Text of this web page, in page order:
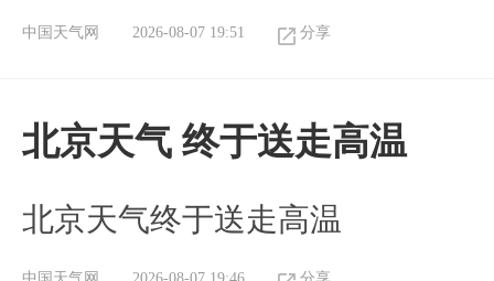
中国天气网 2026-08-07 19:51 分享
北京天气 终于送走高温
北京天气终于送走高温